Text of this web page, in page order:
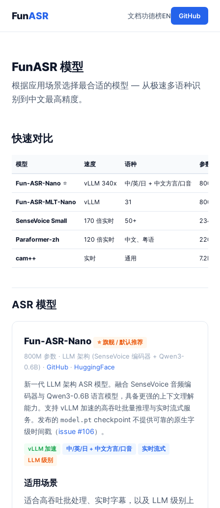
FunASR 文档功德榜EN GitHub
FunASR 模型
根据应用场景选择最合适的模型 — 从极速多语种识
别到中文最高精度。
快速对比
模型 速度 语种 参数量
Fun-ASR-Nano ⭐ vLLM 340x 中/英/日 + 中文方言/口音 800M
Fun-ASR-MLT-Nano vLLM 31 800M
SenseVoice Small 170 倍实时 50+ 234M
Paraformer-zh 120 倍实时 中文、粤语 220M
cam++ 实时 通用 7.2M
ASR 模型
Fun-ASR-Nano ⭐ 旗舰 / 默认推荐
800M 参数 · LLM 架构 (SenseVoice 编码器 + Qwen3-
0.6B) · GitHub · HuggingFace
新一代 LLM 架构 ASR 模型。融合 SenseVoice 音频编
码器与 Qwen3-0.6B 语言模型，具备更强的上下文理解
能力。支持 vLLM 加速的高吞吐批量推理与实时流式服
务。发布的 model.pt checkpoint 不提供可靠的原生字
级时间戳（issue #106）。
vLLM 加速 中/英/日 + 中文方言/口音
实时流式
LLM 级别
适用场景
适合高吞吐批处理、实时字幕，以及 LLM 级别上